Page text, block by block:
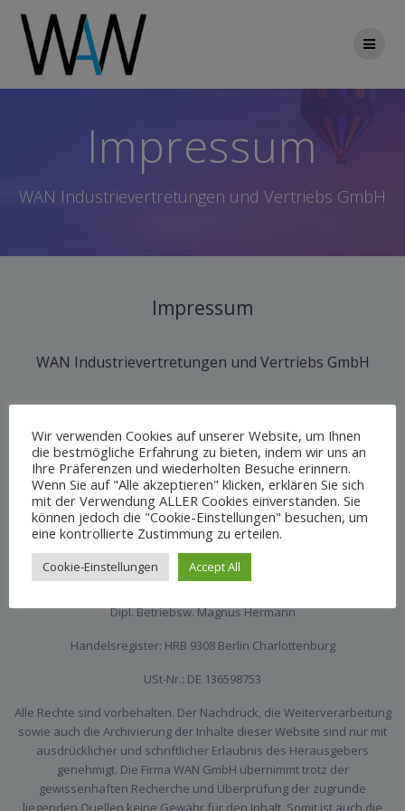
Impressum
WAN Industrievertretungen und Vertriebs GmbH
Impressum
WAN Industrievertretungen und Vertriebs GmbH
10585 Berlin
Tel.: + 49 30 34 00 30
Fax: + 49 30 34 23 32 8
Geschäftsführer:
Dipl. Kfm. Peter Hermann
Dipl. Betriebsw. Magnus Hermann
Handelsregister: HRB 9308 Berlin Charlottenburg
USt-Nr.: DE 136598753
Alle Rechte sind vorbehalten. Der Nachdruck, die Weiterverarbeitung
sowie auch die Archivierung der Inhalte dieser Website sind nur mit
ausdrücklicher und schriftlicher Erlaubnis des Herausgebers
genehmigt. Die Firma WAN GmbH übernimmt trotz der
gewissenhaften Recherche und Überprüfung der zugrunde
liegenden Quellen keine Gewähr für den Inhalt. Somit ist auch die
Wir verwenden Cookies auf unserer Website, um Ihnen
die bestmögliche Erfahrung zu bieten, indem wir uns an
Ihre Präferenzen und wiederholten Besuche erinnern.
Wenn Sie auf "Alle akzeptieren" klicken, erklären Sie sich
mit der Verwendung ALLER Cookies einverstanden. Sie
können jedoch die "Cookie-Einstellungen" besuchen, um
eine kontrollierte Zustimmung zu erteilen.
Cookie-Einstellungen Accept All